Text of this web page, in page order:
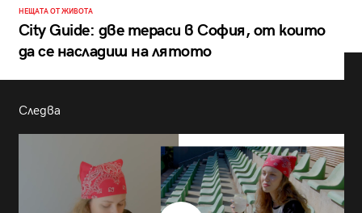
НЕЩАТА ОТ ЖИВОТА
City Guide: две тераси в София, от които
да се насладиш на лятото
Следва